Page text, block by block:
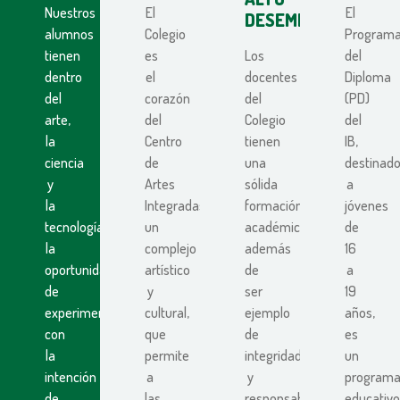
Nuestros
alumnos
tienen
dentro
del
arte,
la
ciencia
y
la
tecnología,
la
oportunidad
de
experimentar
con
la
intención
El
Colegio
es
el
corazón
del
Centro
de
Artes
Integradas,
un
complejo
artístico
y
cultural,
que
permite
a
DESEMPEÑO
Los
docentes
del
Colegio
tienen
una
sólida
formación
académica
además
de
ser
ejemplo
de
integridad
y
El
del
Diploma
(PD)
del
IB,
destinado
a
jóvenes
de
16
a
19
años,
es
un
programa